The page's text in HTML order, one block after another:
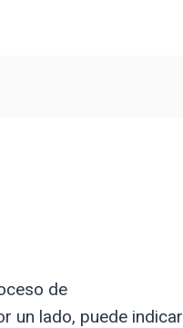
de
un lado, puede indicar